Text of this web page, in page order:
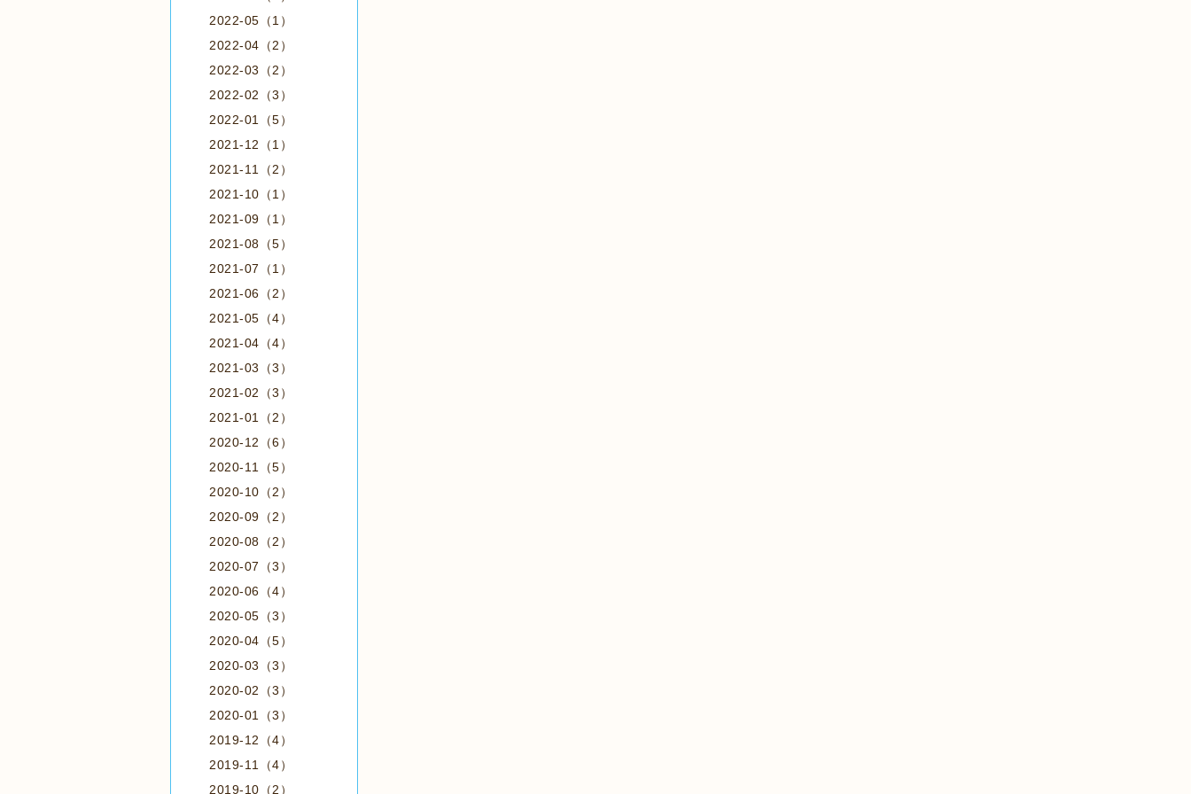
2022-05（1）
2022-04（2）
2022-03（2）
2022-02（3）
2022-01（5）
2021-12（1）
2021-11（2）
2021-10（1）
2021-09（1）
2021-08（5）
2021-07（1）
2021-06（2）
2021-05（4）
2021-04（4）
2021-03（3）
2021-02（3）
2021-01（2）
2020-12（6）
2020-11（5）
2020-10（2）
2020-09（2）
2020-08（2）
2020-07（3）
2020-06（4）
2020-05（3）
2020-04（5）
2020-03（3）
2020-02（3）
2020-01（3）
2019-12（4）
2019-11（4）
2019-10（2）